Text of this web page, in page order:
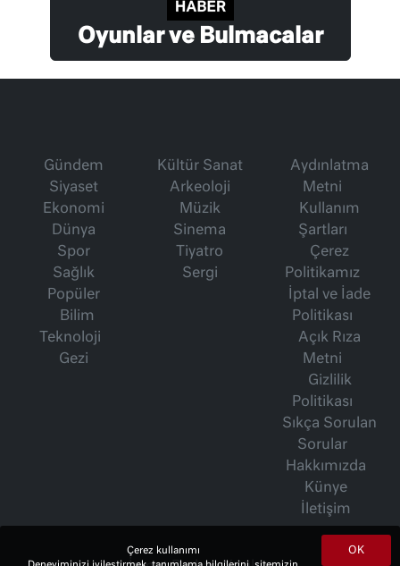
Oyunlar ve Bulmacalar
Gündem
Siyaset
Ekonomi
Dünya
Spor
Sağlık
Popüler
Bilim
Teknoloji
Gezi
Kültür Sanat
Arkeoloji
Müzik
Sinema
Tiyatro
Sergi
Aydınlatma
Metni
Kullanım
Şartları
Çerez
Politikamız
İptal ve İade
Politikası
Açık Rıza
Metni
Gizlilik
Politikası
Sıkça Sorulan
Sorular
Hakkımızda
Künye
İletişim
OK
Çerez kullanımı